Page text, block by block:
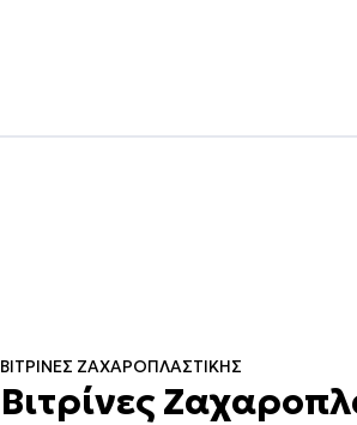
ΒΙΤΡΊΝΕΣ ΖΑΧΑΡΟΠΛΑΣΤΙΚΉΣ
Βιτρίνες